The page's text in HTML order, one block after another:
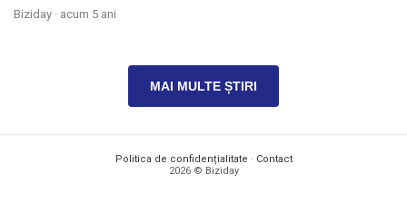
Biziday · acum 5 ani
MAI MULTE ȘTIRI
Politica de confidențialitate · Contact
2026 © Biziday